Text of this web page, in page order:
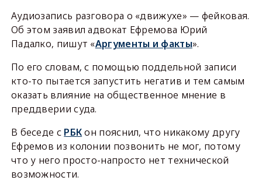
Аудиозапись разговора о «движухе» — фейковая.
Об этом заявил адвокат Ефремова Юрий
Падалко, пишут «Аргументы и факты».
По его словам, с помощью поддельной записи
кто-то пытается запустить негатив и тем самым
оказать влияние на общественное мнение в
преддверии суда.
В беседе с РБКон пояснил, что никакому другу
Ефремов из колонии позвонить не мог, потому
что у него просто-напросто нет технической
возможности.